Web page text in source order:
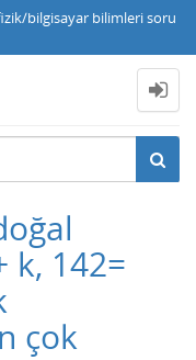
bilgisayar bilimleri soru
k, 142=
çok